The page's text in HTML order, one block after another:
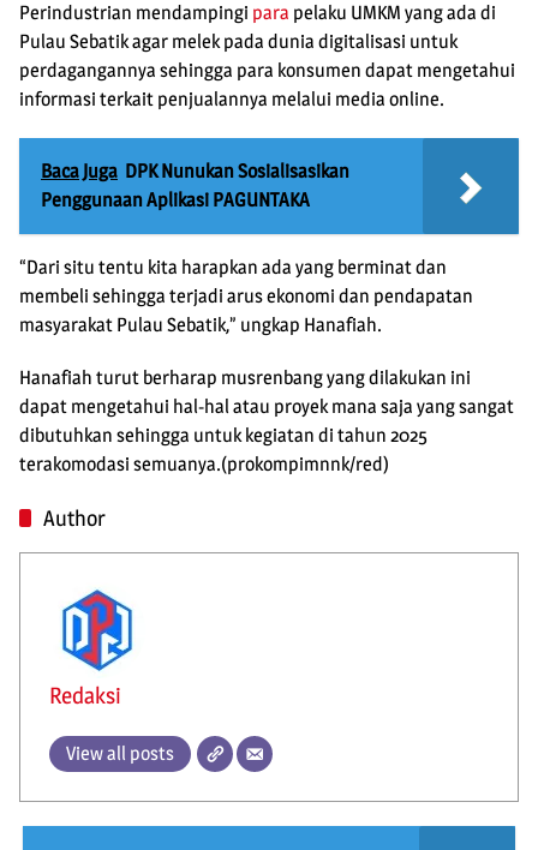
Perindustrian mendampingi para pelaku UMKM yang ada di
Pulau Sebatik agar melek pada dunia digitalisasi untuk
perdagangannya sehingga para konsumen dapat mengetahui
informasi terkait penjualannya melalui media online.
Baca Juga DPK Nunukan Sosialisasikan
Penggunaan Aplikasi PAGUNTAKA
“Dari situ tentu kita harapkan ada yang berminat dan
membeli sehingga terjadi arus ekonomi dan pendapatan
masyarakat Pulau Sebatik,” ungkap Hanafiah.
Hanafiah turut berharap musrenbang yang dilakukan ini
dapat mengetahui hal-hal atau proyek mana saja yang sangat
dibutuhkan sehingga untuk kegiatan di tahun 2025
terakomodasi semuanya.(prokompimnnk/red)
Author
Redaksi
View all posts